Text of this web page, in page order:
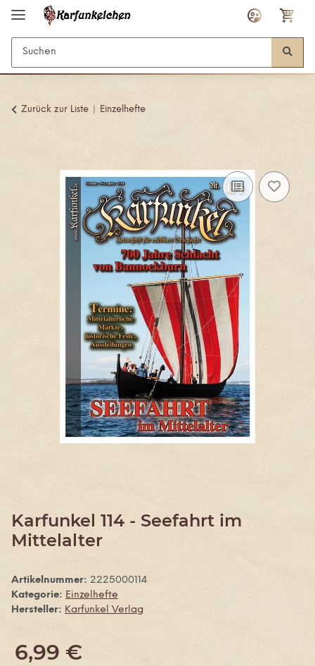
Zurück zur Liste Einzelhefte
Karfunkel 114 - Seefahrt im
Mittelalter
Artikelnummer: 2225000114
Kategorie: Einzelhefte
Hersteller: Karfunkel Verlag
6,99 €